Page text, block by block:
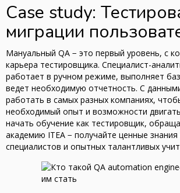
Case study:
миграции
Мануальный QA − это первый уровень, с
карьера тестировщика. Специалист-
работает в ручном режиме, выполняет
ведет необходимую отчетность. С
работать в самых разных компаниях,
необходимый опыт и возможности
начать обучение как тестировщик,
академию ITEA − получайте ценные
специалистов и опытных талантливых